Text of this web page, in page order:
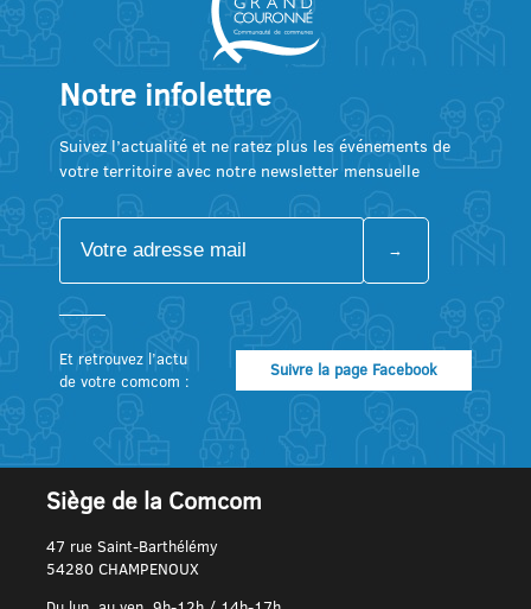
Notre infolettre
Suivez l’actualité et ne ratez plus les événements de
votre territoire avec notre newsletter mensuelle
Et retrouvez l’actu
de votre comcom :
Suivre la page Facebook
Siège de la Comcom
47 rue Saint-Barthélémy
54280 CHAMPENOUX